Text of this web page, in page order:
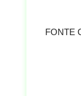
FONTE